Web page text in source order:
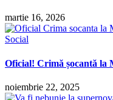
martie 16, 2026
Social
Oficial! Crimă șocantă la
noiembrie 22, 2025